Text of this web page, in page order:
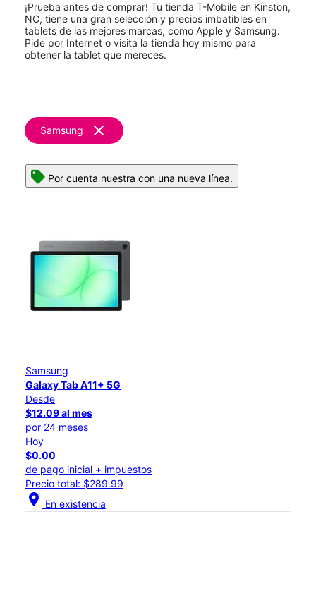
¡Prueba antes de comprar! Tu tienda T-Mobile en Kinston,
NC, tiene una gran selección y precios imbatibles en
tablets de las mejores marcas, como Apple y Samsung.
Pide por Internet o visita la tienda hoy mismo para
obtener la tablet que mereces.
Samsung clear
Por cuenta nuestra con una nueva línea.
Samsung
Galaxy Tab A11+ 5G
Desde
$12.09 al mes
por 24 meses
Hoy
$0.00
de pago inicial + impuestos
Precio total: $289.99
location_on En existencia